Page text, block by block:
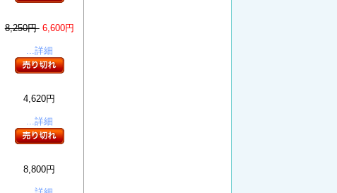
8,250円 6,600円
...詳細
4,620円
...詳細
8,800円